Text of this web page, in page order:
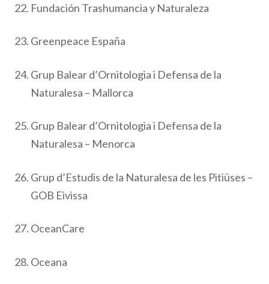
Fundación Trashumancia y Naturaleza
Greenpeace España
Grup Balear d’Ornitologia i Defensa de la
Naturalesa – Mallorca
Grup Balear d’Ornitologia i Defensa de la
Naturalesa – Menorca
Grup d’Estudis de la Naturalesa de les Pitiüses –
GOB Eivissa
OceanCare
Oceana